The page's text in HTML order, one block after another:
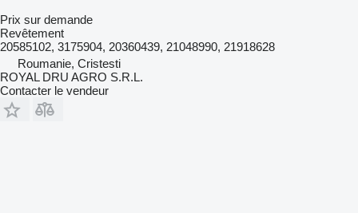
Prix sur demande
Revêtement
20585102, 3175904, 20360439, 21048990, 21918628
Roumanie, Cristesti
ROYAL DRU AGRO S.R.L.
Contacter le vendeur